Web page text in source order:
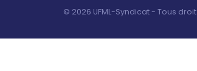
© 2026 UFML-Syndicat - Tous